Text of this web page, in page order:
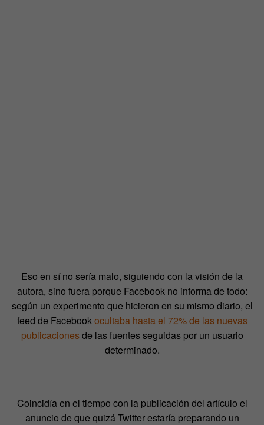
Eso en sí no sería malo, siguiendo con la visión de la
autora, sino fuera porque Facebook no informa de todo:
según un experimento que hicieron en su mismo diario, el
feed de Facebookocultaba hasta el 72% de las nuevas
publicacionesde las fuentes seguidas por un usuario
determinado.
Coincidía en el tiempo con la publicación del artículo el
anuncio de que quizá Twitter estaría preparando un